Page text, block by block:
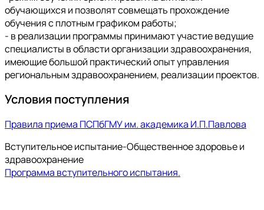
обучающихся и позволят совмещать прохождение
обучения с плотным графиком работы;
- в реализации программы принимают участие ведущие
специалисты в области организации здравоохранения,
имеющие большой практический опыт управления
региональным здравоохранением, реализации проектов.
Условия поступления
Правила приема ПСПбГМУ им. академика И.П.Павлова
Вступительное испытание-Общественное здоровье и
здравоохранение
Программа вступительного испытания.